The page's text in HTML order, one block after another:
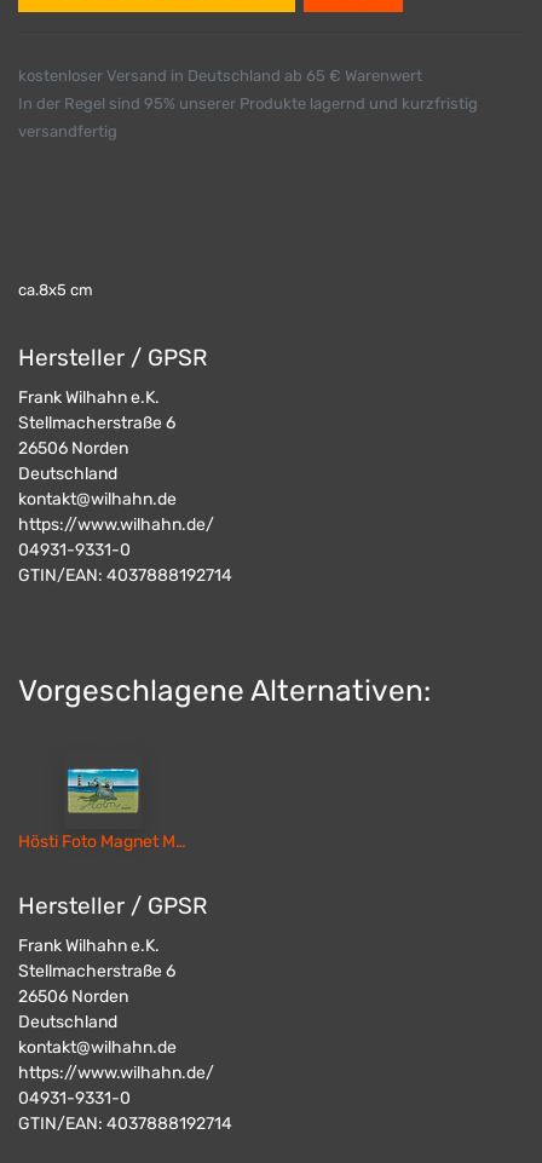
kostenloser Versand in Deutschland ab 65 € Warenwert
In der Regel sind 95% unserer Produkte lagernd und kurzfristig
versandfertig
ca.8x5 cm
Hersteller / GPSR
Frank Wilhahn e.K.
Stellmacherstraße 6
26506 Norden
Deutschland
kontakt@wilhahn.de
https://www.wilhahn.de/
04931-9331-0
GTIN/EAN: 4037888192714
Vorgeschlagene Alternativen:
Hösti Foto Magnet Moin mit Leuchtturm
Hersteller / GPSR
Frank Wilhahn e.K.
Stellmacherstraße 6
26506 Norden
Deutschland
kontakt@wilhahn.de
https://www.wilhahn.de/
04931-9331-0
GTIN/EAN: 4037888192714